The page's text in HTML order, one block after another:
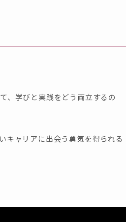
、学びと実践をどう両立するの
キャリアに出会う勇気を得られる